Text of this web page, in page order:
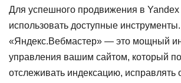
Для успешного продвижения в
использовать доступные инструменты.
«Яндекс.Вебмастер» — это мощный
управления вашим сайтом, который
отслеживать индексацию, исправлять